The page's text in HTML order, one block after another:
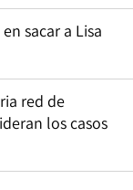
sacar a Lisa
red de
los casos